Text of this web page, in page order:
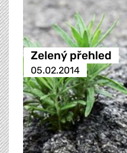
Zelený přehled
05.02.2014